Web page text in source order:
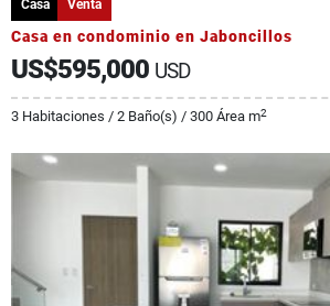
Casa Venta
Casa en condominio en Jaboncillos
US$595,000 USD
3 Habitaciones / 2 Baño(s) / 300 Área m2